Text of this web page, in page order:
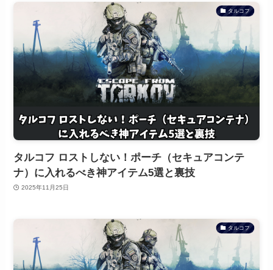
タルコフ
タルコフ ロストしない！ポーチ（セキュアコンテ
ナ）に入れるべき神アイテム5選と裏技
2025年11月25日
タルコフ